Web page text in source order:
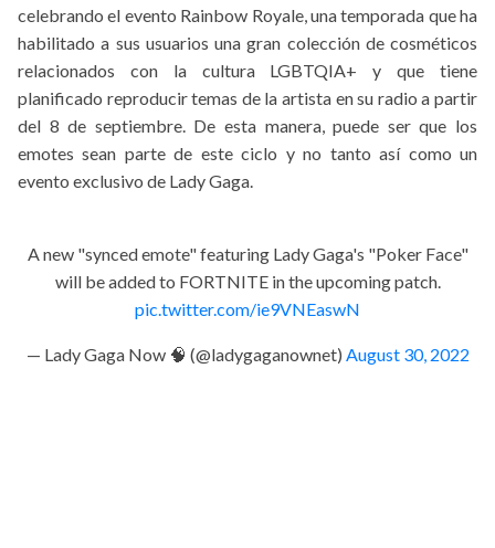
celebrando el evento Rainbow Royale, una temporada que ha
habilitado a sus usuarios una gran colección de cosméticos
relacionados con la cultura LGBTQIA+ y que tiene
planificado reproducir temas de la artista en su radio a partir
del 8 de septiembre. De esta manera, puede ser que los
emotes sean parte de este ciclo y no tanto así como un
evento exclusivo de Lady Gaga.
A new "synced emote" featuring Lady Gaga's "Poker Face"
will be added to FORTNITE in the upcoming patch.
pic.twitter.com/ie9VNEaswN
— Lady Gaga Now 🧠 (@ladygaganownet) August 30, 2022